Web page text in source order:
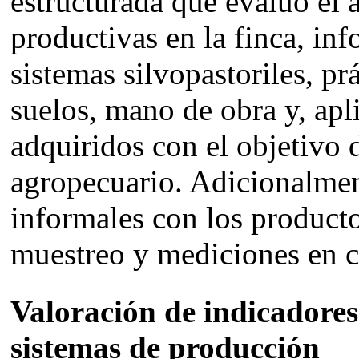
productivas en la finca,
sistemas silvopastoriles,
suelos, mano de obra y,
adquiridos con el objetivo
agropecuario.
informales con los
muestreo y mediciones en
Valoración de
sistemas de producción